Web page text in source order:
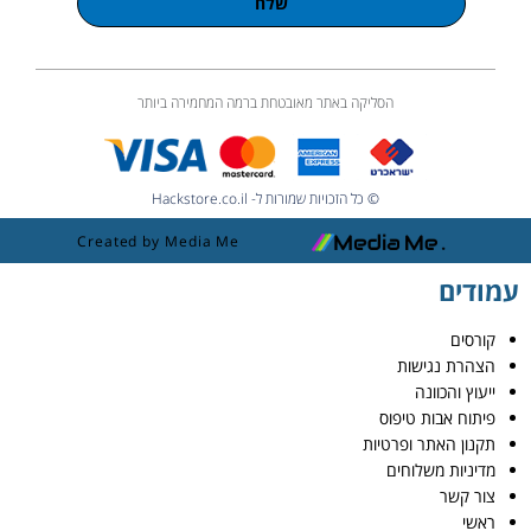
הסליקה באתר מאובטחת ברמה המחמירה ביותר
© כל הזכויות שמורות ל- Hackstore.co.il
Created by Media Me
עמודים
קורסים
הצהרת נגישות
ייעוץ והכוונה
פיתוח אבות טיפוס
תקנון האתר ופרטיות
מדיניות משלוחים
צור קשר
ראשי